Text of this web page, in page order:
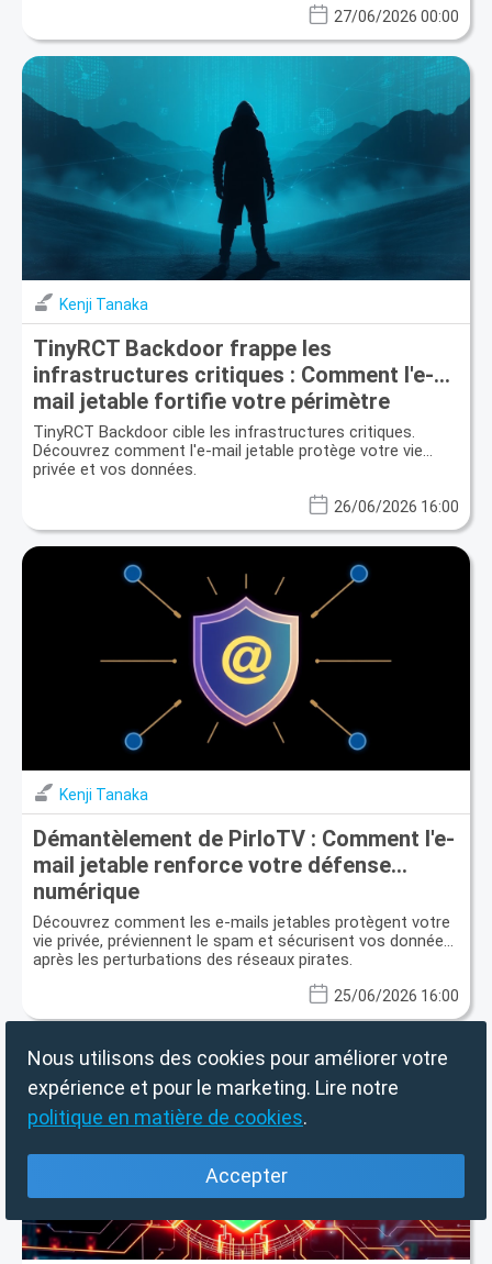
27/06/2026 00:00
Kenji Tanaka
TinyRCT Backdoor frappe les
infrastructures critiques : Comment l'e-
mail jetable fortifie votre périmètre
numérique
TinyRCT Backdoor cible les infrastructures critiques.
Découvrez comment l'e-mail jetable protège votre vie
privée et vos données.
26/06/2026 16:00
Kenji Tanaka
Démantèlement de PirloTV : Comment l'e-
mail jetable renforce votre défense
numérique
Découvrez comment les e-mails jetables protègent votre
vie privée, préviennent le spam et sécurisent vos données
après les perturbations des réseaux pirates.
25/06/2026 16:00
Nous utilisons des cookies pour améliorer votre
expérience et pour le marketing. Lire notre
politique en matière de cookies.
Accepter